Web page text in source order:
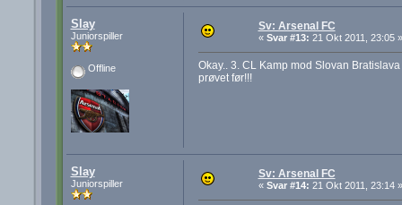
Slay
Juniorspiller
Offline
Sv: Arsenal FC
« Svar #13: 21 Okt 2011, 23:05 »
Okay.. 3. CL Kamp mod Slovan
prøvet før!!!
Slay
Juniorspiller
Sv: Arsenal FC
« Svar #14: 21 Okt 2011, 23:14 »